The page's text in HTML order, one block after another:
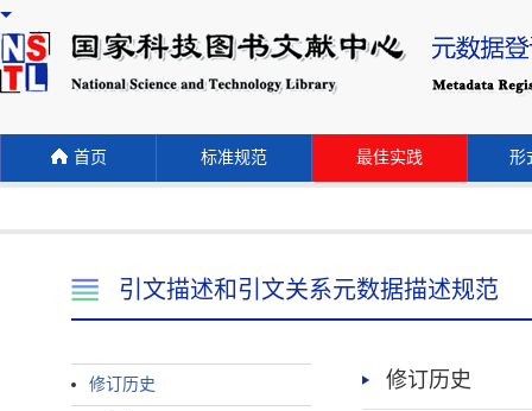
首页 标准规范 最佳实践 形
引文描述和引文关系元数据描述规范
修订历史 修订历史